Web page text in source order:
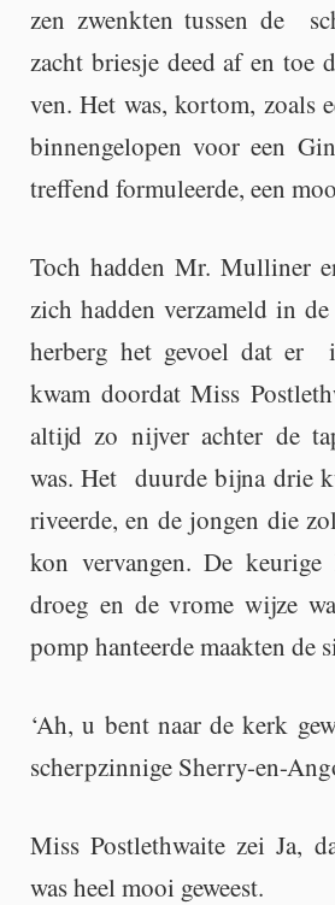
zen zwenk­ten tus­sen de
zacht bries­je deed af en toe
ven. Het was, kort­om, zoals
bin­nen­ge­lo­pen voor een
tref­fend for­mu­leer­de, een
Toch had­den Mr. Mul­li­ner
zich had­den ver­za­meld in
her­berg het ge­voel dat er
kwam door­dat Miss
al­tijd zo nij­ver ach­ter de
was. Het duur­de bijna drie
ri­veer­de, en de jon­gen die
kon ver­van­gen. De
droeg en de vrome wijze
pomp han­teer­de maak­ten de
‘Ah, u bent naar de kerk
scherp­zin­ni­ge Sher­ry-en-
Miss Post­leth­wai­te zei Ja,
was heel mooi ge­weest.